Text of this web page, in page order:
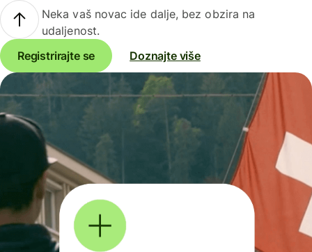
Neka vaš novac ide dalje, bez obzira na
udaljenost.
Registrirajte se
Doznajte više